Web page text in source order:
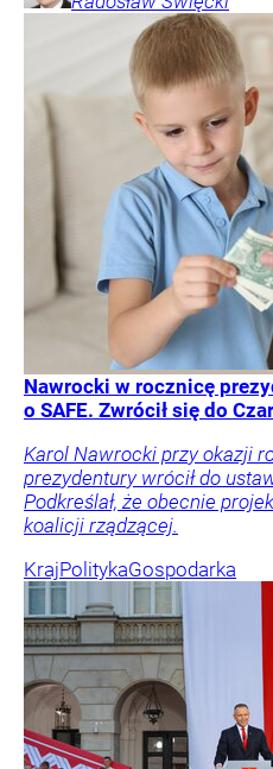
Nawrocki w rocznicę
o SAFE. Zwrócił się do
Karol Nawrocki przy okazji
prezydentury wrócił do
Podkreślał, że obecnie
koalicji rządzącej.
KrajPolitykaGospodarka